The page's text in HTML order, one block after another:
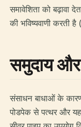
समावेशिता को बढ़ावा
की भविष्यवाणी करती है (
समुदाय और
संसाधन बाधाओं के
पोडपेक से पत्थर और